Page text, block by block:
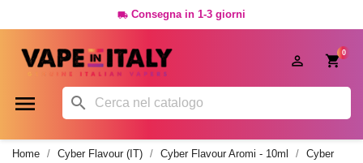
 Consegna in 1-3 giorni
0

 
Home Cyber Flavour (IT) Cyber Flavour Aromi - 10ml
Cyber